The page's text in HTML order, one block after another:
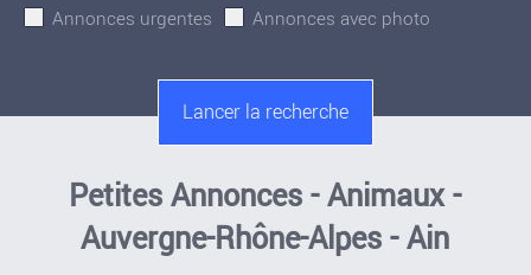
Annonces urgentes
Annonces avec photo
Petites Annonces - Animaux -
Auvergne-Rhône-Alpes - Ain